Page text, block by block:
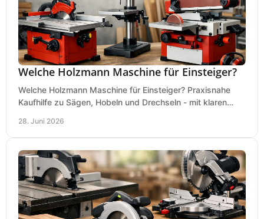
Welche Holzmann Maschine für Einsteiger?
Welche Holzmann Maschine für Einsteiger? Praxisnahe
Kaufhilfe zu Sägen, Hobeln und Drechseln - mit klaren
28. Juni 2026